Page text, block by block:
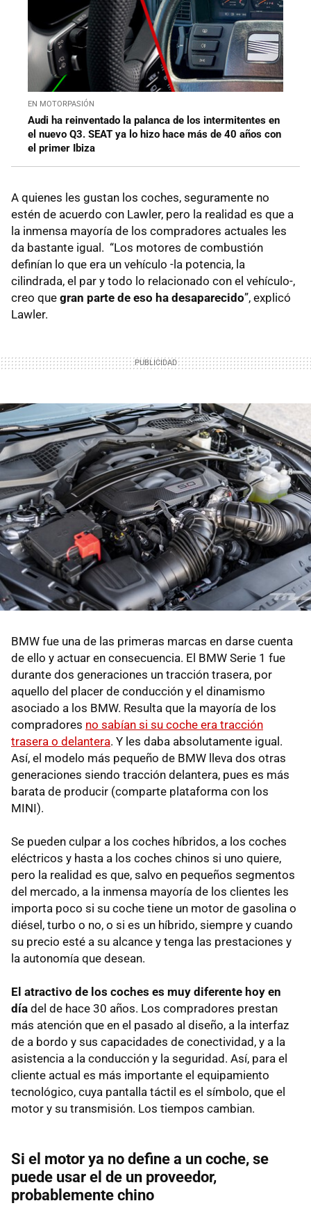
EN MOTORPASIÓN
Audi ha reinventado la palanca de los intermitentes en
el nuevo Q3. SEAT ya lo hizo hace más de 40 años con
el primer Ibiza
A quienes les gustan los coches, seguramente no
estén de acuerdo con Lawler, pero la realidad es que a
la inmensa mayoría de los compradores actuales les
da bastante igual. “Los motores de combustión
definían lo que era un vehículo -la potencia, la
cilindrada, el par y todo lo relacionado con el vehículo-,
creo que gran parte de eso ha desaparecido”, explicó
Lawler.
BMW fue una de las primeras marcas en darse cuenta
de ello y actuar en consecuencia. El BMW Serie 1 fue
durante dos generaciones un tracción trasera, por
aquello del placer de conducción y el dinamismo
asociado a los BMW. Resulta que la mayoría de los
compradores no sabían si su coche era tracción
trasera o delantera. Y les daba absolutamente igual.
Así, el modelo más pequeño de BMW lleva dos otras
generaciones siendo tracción delantera, pues es más
barata de producir (comparte plataforma con los
MINI).
Se pueden culpar a los coches híbridos, a los coches
eléctricos y hasta a los coches chinos si uno quiere,
pero la realidad es que, salvo en pequeños segmentos
del mercado, a la inmensa mayoría de los clientes les
importa poco si su coche tiene un motor de gasolina o
diésel, turbo o no, o si es un híbrido, siempre y cuando
su precio esté a su alcance y tenga las prestaciones y
la autonomía que desean.
El atractivo de los coches es muy diferente hoy en
día del de hace 30 años. Los compradores prestan
más atención que en el pasado al diseño, a la interfaz
de a bordo y sus capacidades de conectividad, y a la
asistencia a la conducción y la seguridad. Así, para el
cliente actual es más importante el equipamiento
tecnológico, cuya pantalla táctil es el símbolo, que el
motor y su transmisión. Los tiempos cambian.
Si el motor ya no define a un coche, se
puede usar el de un proveedor,
probablemente chino